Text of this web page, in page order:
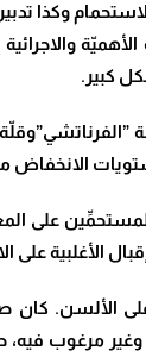
وكذا
كبير.
الانخفاض
على
الأغلبية
كان
مرغوب فيه،